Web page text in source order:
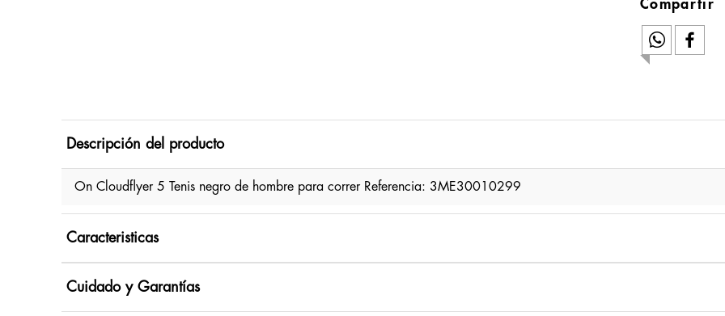
Descripción del producto
On Cloudflyer 5 Tenis negro de hombre para correr Referencia: 3ME30010299
Caracteristicas
Cuidado y Garantías